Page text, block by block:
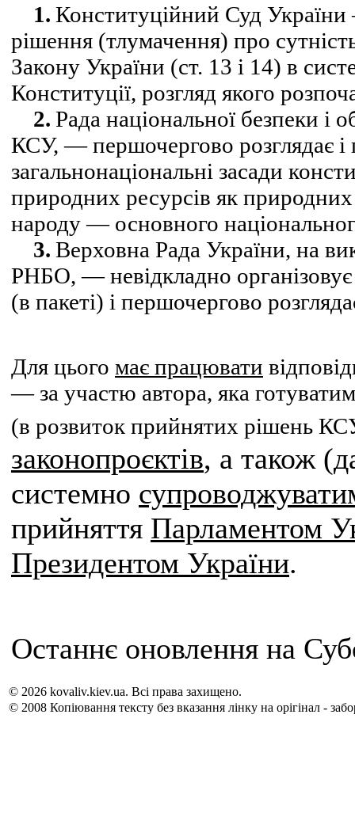
1. Конституційний Суд
рішення (тлумачення) про
Закону України (ст. 13 і 14) в
Конституції, розгляд якого
2. Рада національної безпеки і
КСУ, — першочергово розглядає
загальнонаціональні засади
природних ресурсів як природних
народу — основного
3. Верховна Рада України, на
РНБО, — невідкладно організовує
(в пакеті) і першочергово
Для цього має працювати
— за участю автора, яка
(в розвиток прийнятих рішень
законопроєктів, а також
системно
прийняття Парламентом
Президентом України.
Останнє оновлення на
© 2026 kovaliv.kiev.ua. Всі права захищено.
© 2008 Копіювання тексту без вказання лінку на орігінал -